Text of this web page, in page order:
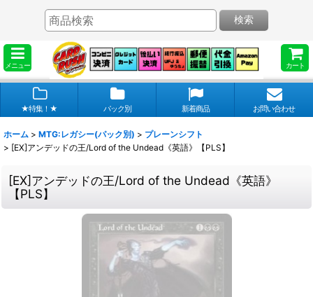
メニュー カート
検索
★特集！★ パック別 新着商品 お問い合わせ
ホーム > MTG:レガシー(パック別) > プレーンシフト
> [EX]アンデッドの王/Lord of the Undead《英語》【PLS】
[EX]アンデッドの王/Lord of the Undead《英語》
【PLS】